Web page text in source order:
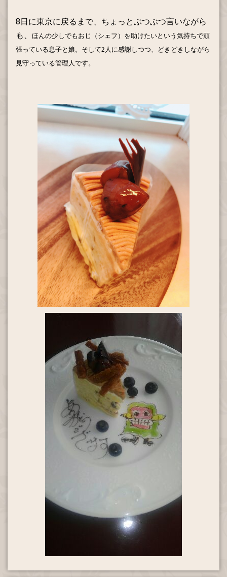
8日に東京に戻るまで、ちょっとぶつぶつ言いながら
も、
ほんの少しでも おじ（ シェフ） を助けたいという気持ちで頑
張っている息子と娘。そして2人に感謝しつつ、どきどきしながら
見守っている管理人です。